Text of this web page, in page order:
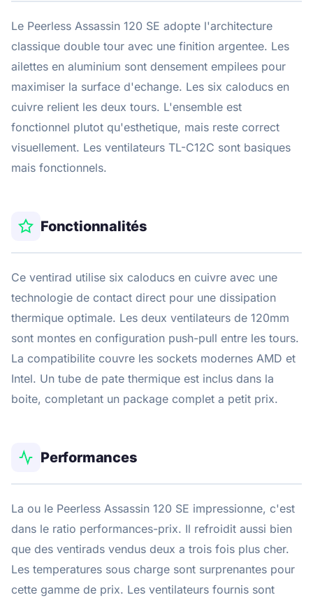
Le Peerless Assassin 120 SE adopte l'architecture
classique double tour avec une finition argentee. Les
ailettes en aluminium sont densement empilees pour
maximiser la surface d'echange. Les six caloducs en
cuivre relient les deux tours. L'ensemble est
fonctionnel plutot qu'esthetique, mais reste correct
visuellement. Les ventilateurs TL-C12C sont basiques
mais fonctionnels.
Fonctionnalités
Ce ventirad utilise six caloducs en cuivre avec une
technologie de contact direct pour une dissipation
thermique optimale. Les deux ventilateurs de 120mm
sont montes en configuration push-pull entre les tours.
La compatibilite couvre les sockets modernes AMD et
Intel. Un tube de pate thermique est inclus dans la
boite, completant un package complet a petit prix.
Performances
La ou le Peerless Assassin 120 SE impressionne, c'est
dans le ratio performances-prix. Il refroidit aussi bien
que des ventirads vendus deux a trois fois plus cher.
Les temperatures sous charge sont surprenantes pour
cette gamme de prix. Les ventilateurs fournis sont